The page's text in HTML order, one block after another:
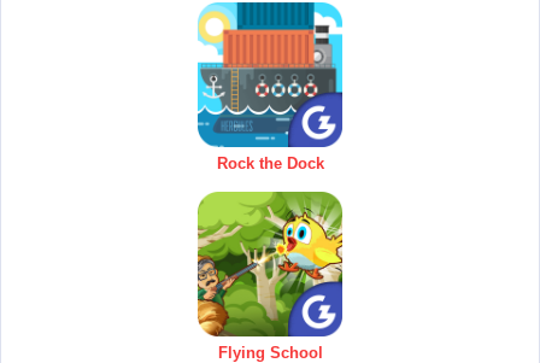
Rock the Dock
Flying School